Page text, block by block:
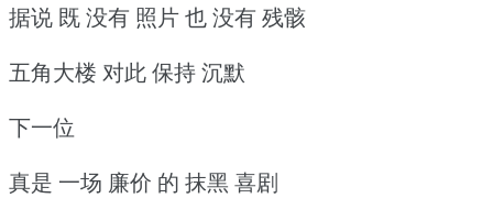
据说 既 没有 照片 也 没有 残骸
五角大楼 对此 保持 沉默
下一位
真是 一场 廉价 的 抹黑 喜剧